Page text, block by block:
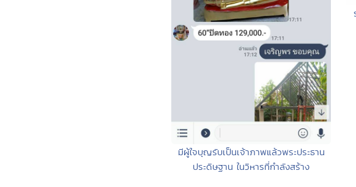
มีผู้ใจบุญรับเป็นเจ้าภาพแล้วพระประธาน
ประดิษฐาน ในวิหารที่กำลังสร้าง